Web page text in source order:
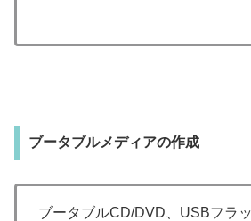
ブータブルメディアの作成
ブータブルCD/DVD、USBフラ